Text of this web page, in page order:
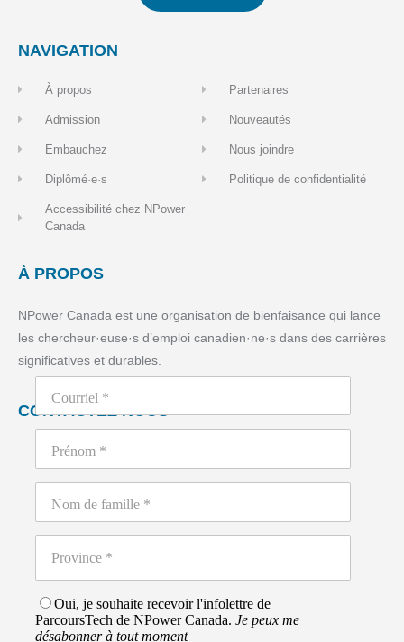
NAVIGATION
À propos
Admission
Embauchez
Diplômé·e·s
Accessibilité chez NPower
Canada
Partenaires
Nouveautés
Nous joindre
Politique de confidentialité
À PROPOS
NPower Canada est une organisation de bienfaisance qui lance
les chercheur·euse·s d’emploi canadien·ne·s dans des carrières
significatives et durables.
CONTACTEZ NOUS